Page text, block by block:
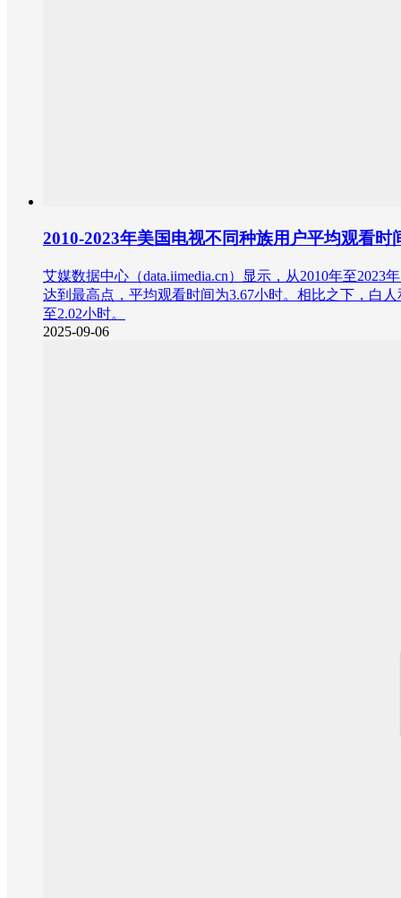
2010-2023年美国电视不同种族用户平均观看时
艾媒数据中心（data.iimedia.cn）显示，从2010年至
达到最高点，平均观看时间为3.67小时。相比之下，白
至2.02小时。
2025-09-06